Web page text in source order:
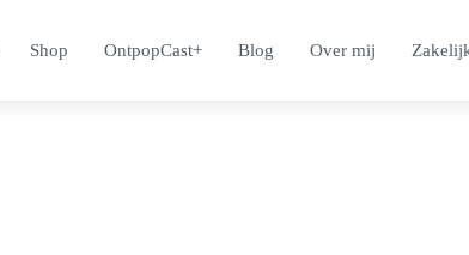
Shop OntpopCast+ Blog Over mij